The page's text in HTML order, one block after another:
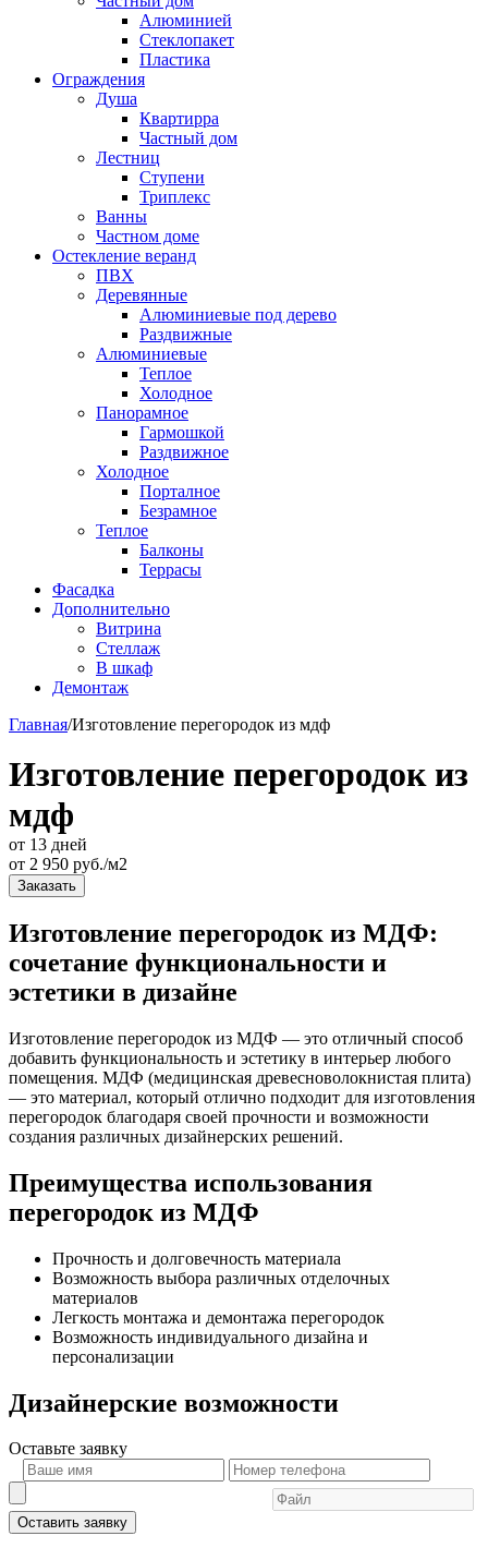
Алюминией
Стеклопакет
Пластика
Ограждения
Душа
Квартирра
Частный дом
Лестниц
Ступени
Триплекс
Ванны
Частном доме
Остекление веранд
ПВХ
Деревянные
Алюминиевые под дерево
Раздвижные
Алюминиевые
Теплое
Холодное
Панорамное
Гармошкой
Раздвижное
Холодное
Порталное
Безрамное
Теплое
Балконы
Террасы
Фасадка
Дополнительно
Витрина
Стеллаж
В шкаф
Демонтаж
Главная/Изготовление перегородок из мдф
Изготовление перегородок из
мдф
от 13 дней
от 2 950 руб./м2
Заказать
Изготовление перегородок из МДФ:
сочетание функциональности и
эстетики в дизайне
Изготовление перегородок из МДФ — это отличный способ
добавить функциональность и эстетику в интерьер любого
помещения. МДФ (медицинская древесноволокнистая плита)
— это материал, который отлично подходит для изготовления
перегородок благодаря своей прочности и возможности
создания различных дизайнерских решений.
Преимущества использования
перегородок из МДФ
Прочность и долговечность материала
Возможность выбора различных отделочных
материалов
Легкость монтажа и демонтажа перегородок
Возможность индивидуального дизайна и
персонализации
Дизайнерские возможности
Оставьте заявку
Оставить заявку